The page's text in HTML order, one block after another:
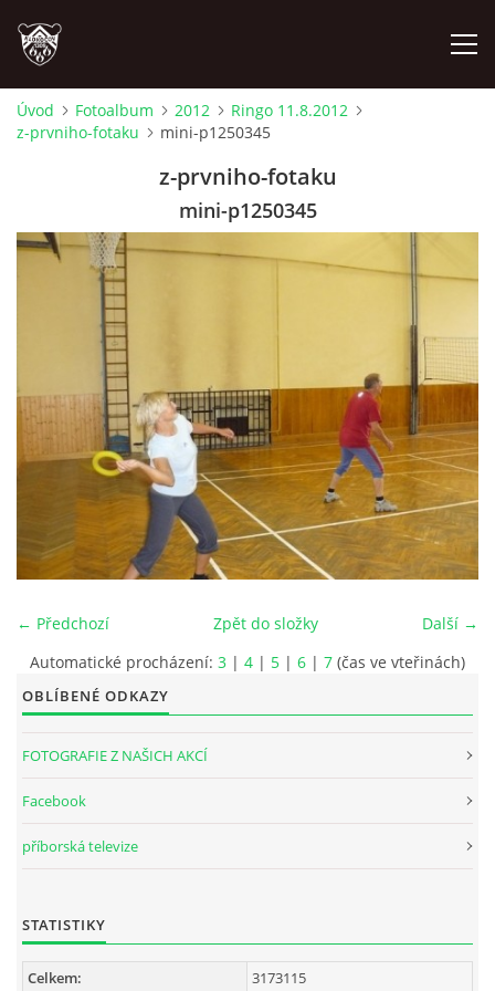
ÚVOD
PROBĚHLÉ AKCE
FOTOALBUM
VIDEA
INTERNÍ SEKCE
Úvod Fotoalbum 2012
Ringo 11.8.2012
z-prvniho-fotaku
mini-p1250345
z-prvniho-fotaku
mini-p1250345
← Předchozí Další →
Zpět do složky
Automatické procházení: 3 | 4 | 5 | 6 | 7 (čas ve vteřinách)
OBLÍBENÉ ODKAZY
FOTOGRAFIE Z NAŠICH AKCÍ
Facebook
příborská televize
STATISTIKY
Celkem: 3173115